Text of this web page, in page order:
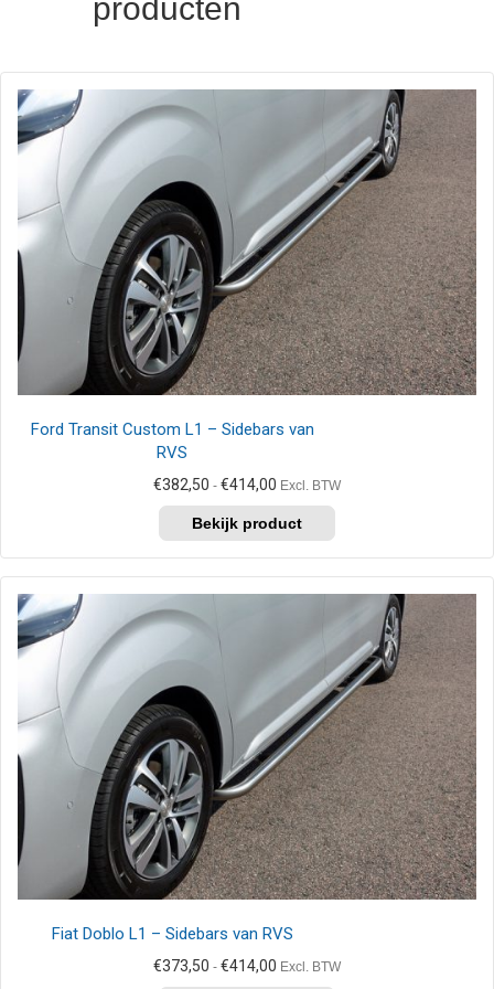
producten
Ford Transit Custom L1 – Sidebars van
RVS
€382,50 - €414,00 Prijsklasse:
tot
€414,00
Excl. BTW
product
heeft
meerdere
gekozen
worden
op
de
productpagina
Fiat Doblo L1 – Sidebars van RVS
€373,50 - €414,00 Prijsklasse:
Excl. BTW